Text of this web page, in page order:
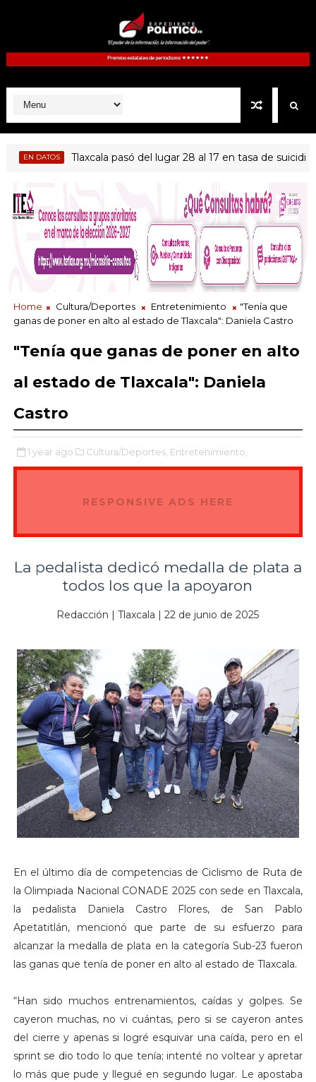
DATOS Tlaxcala pasó del lugar 28 al 17 en tasa de suicidio
Home Cultura/Deportes Entretenimiento
"Tenía que
ganas de poner en alto al estado de Tlaxcala": Daniela Castro
"Tenía que ganas de poner en alto
al estado de Tlaxcala": Daniela
Castro
1 year ago Cultura/Deportes, Entretenimiento,
RESPONSIVE ADS HERE
La pedalista dedicó medalla de plata a
todos los que la apoyaron
Redacción | Tlaxcala | 22 de junio de 2025
En el último día de competencias de Ciclismo de Ruta de
la Olimpiada Nacional CONADE 2025 con sede en Tlaxcala,
la pedalista Daniela Castro Flores, de San Pablo
Apetatitlán, mencionó que parte de su esfuerzo para
alcanzar la medalla de plata en la categoría Sub-23 fueron
las ganas que tenía de poner en alto al estado de Tlaxcala.
“Han sido muchos entrenamientos, caídas y golpes. Se
cayeron muchas, no vi cuántas, pero si se cayeron antes
del cierre y apenas si logré esquivar una caída, pero en el
sprint se dio todo lo que tenía; intenté no voltear y apretar
lo más que pude y llegué en segundo lugar. Le apostaba